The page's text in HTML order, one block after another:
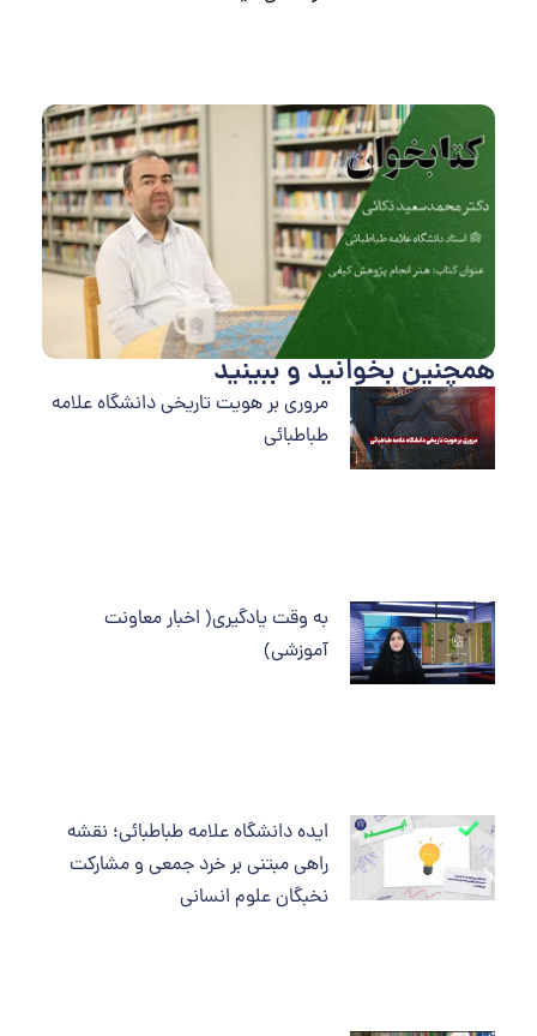
همچنین بخوانید و ببینید
مروری بر هویت تاریخی دانشگاه علامه
طباطبائی
به وقت یادگیری( اخبار معاونت
آموزشی)
ایده دانشگاه علامه طباطبائی؛ نقشه
راهی مبتنی بر خرد جمعی و مشارکت
نخبگان علوم انسانی